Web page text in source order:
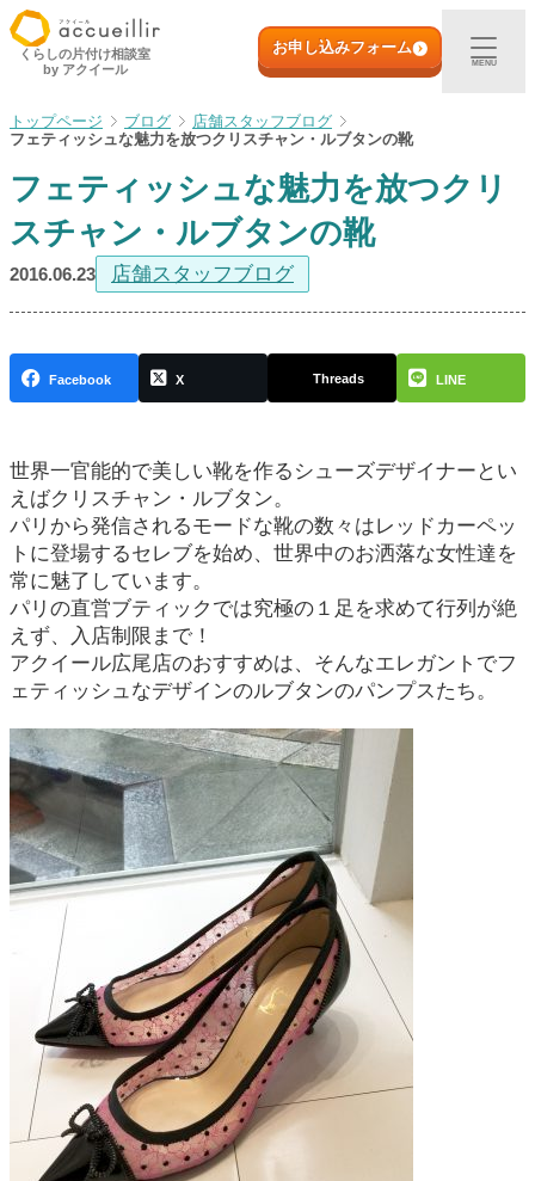
内
容
キ
プ
初めての方へ
出張買取
宅配買取
店頭買取
取扱アイテム
店舗一覧
よくある質問
0120-29-5302
受付時間9:00〜18:00（年中無休※年末年始は除く）
お申し込みフォーム
くらしの片付け相談室
by アクイール
お申し込みフォーム
MENU
ブログ
店舗スタッフブログ
フェティッシュな魅力を放つクリスチャン・ルブタンの靴
フェティッシュな魅力を放つクリ
スチャン・ルブタンの靴
2016.06.23 店舗スタッフブログ
Facebook X Threads LINE
世界一官能的で美しい靴を作るシューズデザイナーとい
えばクリスチャン・ルブタン。
パリから発信されるモードな靴の数々はレッドカーペッ
トに登場するセレブを始め、世界中のお洒落な女性達を
常に魅了しています。
パリの直営ブティックでは究極の１足を求めて行列が絶
えず、入店制限まで！
アクイール広尾店のおすすめは、そんなエレガントでフ
ェティッシュなデザインのルブタンのパンプスたち。